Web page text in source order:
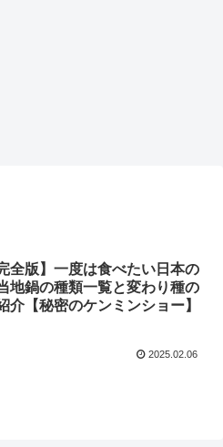
完全版】一度は食べたい日本の
地鍋の種類一覧と変わり種の
介【秘密のケンミンショー】
2025.02.06